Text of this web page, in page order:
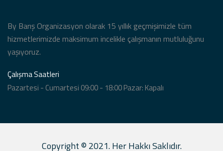
Beko açılış organizasyonu bando
takımı
Dans gösterisi
Nuray yıldız Maltepe açılış
By Barış Organizasyon olarak 15 yıllık geçmişimizle tüm
hizmetlerimizde maksimum incelikle çalışmanın mutluluğunu
yaşıyoruz.
Çalışma Saatleri
Pazartesi - Cumartesi 09:00 - 18:00 Pazar: Kapalı
Copyright © 2021. Her Hakkı Saklıdır.